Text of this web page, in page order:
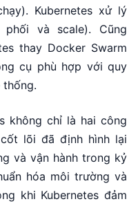
Kubernetes xử lý
phối và scale). Cũng
thay Docker Swarm
cụ phù hợp với quy
không chỉ là hai công
lõi đã định hình lại
và vận hành trong kỷ
hóa môi trường và
khi Kubernetes đảm